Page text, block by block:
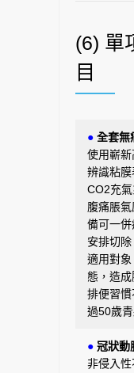
(6) 單
目
● 全套無
使用嶄
辨識粘
CO2充
腹痛脹
備可一
安排切除
適用對
態，造
排便習
過50歲青
● 冠狀動
非侵入